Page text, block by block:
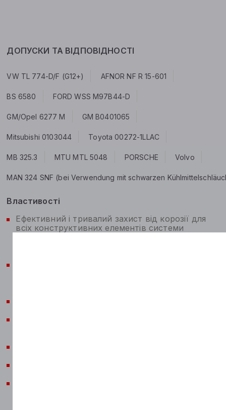
ДОПУСКИ ТА ВІДПОВІДНОСТІ
VW TL 774-D/F (G12+) AFNOR NF R 15-601
BS 6580 FORD WSS M97B44-D
GM/Opel 6277 M GM B0401065
Mitsubishi 0103044 Toyota 00272-1LLAC
MB 325.3 MTU MTL 5048 PORSCHE Volvo
MAN 324 SNF (bei Verwendung mit schwarzen
Властивості
Ефективний і тривалий захист від корозії для
всіх конструктивних елементів системи